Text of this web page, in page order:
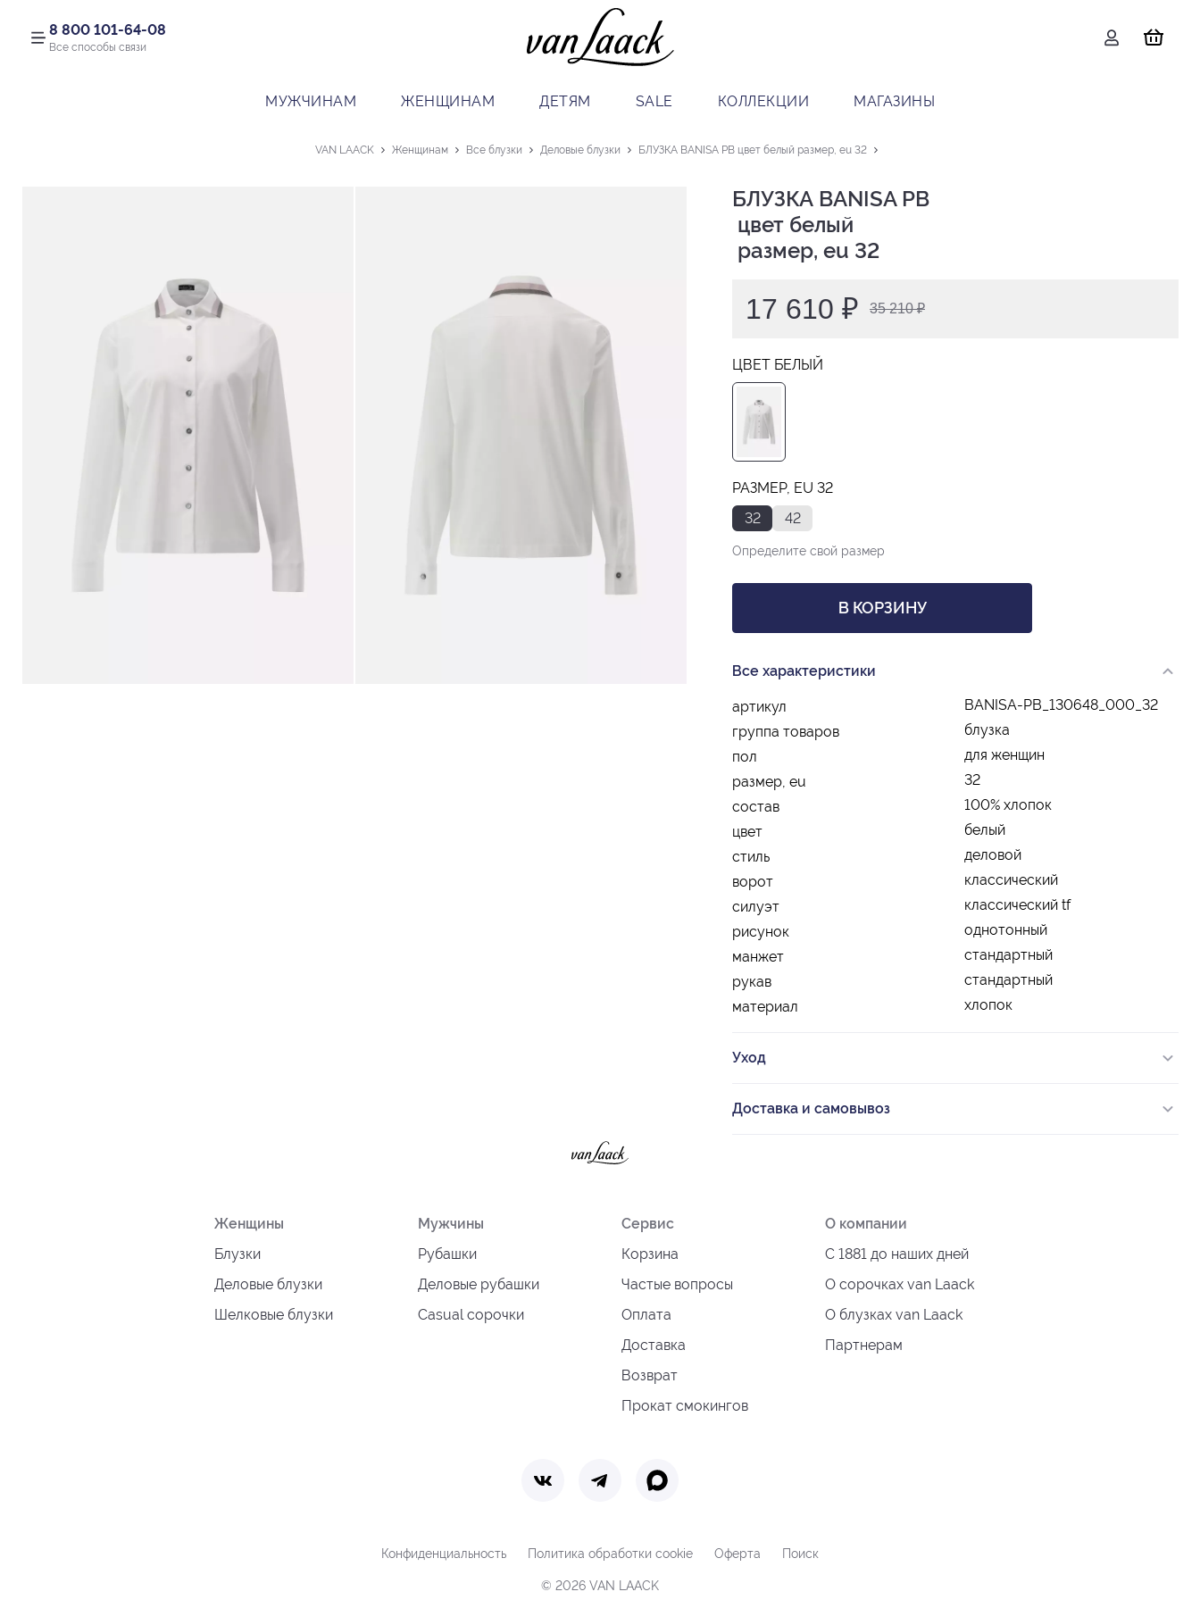
8 800 101-64-08
Все способы связи
МУЖЧИНАМ ЖЕНЩИНАМ ДЕТЯМ SALE КОЛЛЕКЦИИ МАГАЗИНЫ
VAN LAACK Женщинам Все блузки Деловые блузки БЛУЗКА BANISA PB цвет белый размер, eu 32
БЛУЗКА BANISA PB
размер, eu 32
17 610 ₽ 35 210 ₽
ЦВЕТ БЕЛЫЙ
РАЗМЕР, EU 32
32
42
Определите свой размер
В КОРЗИНУ
Все характеристики
артикул
BANISA-PB_130648_000_32
группа товаров
блузка
пол
для женщин
размер, eu
32
состав
100% хлопок
цвет
белый
стиль
деловой
ворот
классический
силуэт
классический tf
рисунок
однотонный
манжет
стандартный
рукав
стандартный
материал
хлопок
Уход
Доставка и самовывоз
Женщины
Блузки
Деловые блузки
Шелковые блузки
Мужчины
Рубашки
Деловые рубашки
Casual сорочки
Сервис
Корзина
Частые вопросы
Оплата
Доставка
Возврат
Прокат смокингов
О компании
С 1881 до наших дней
О сорочках van Laack
О блузках van Laack
Партнерам
Конфиденциальность Политика обработки cookie Оферта Поиск
© 2026 VAN LAACK